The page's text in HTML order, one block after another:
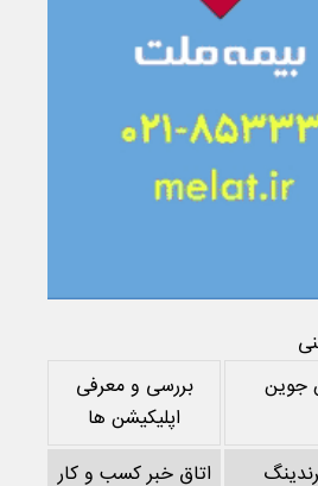
جوین
بررسی و معرفی
اپلیکیشن ها
اتاق خبر کسب و کار